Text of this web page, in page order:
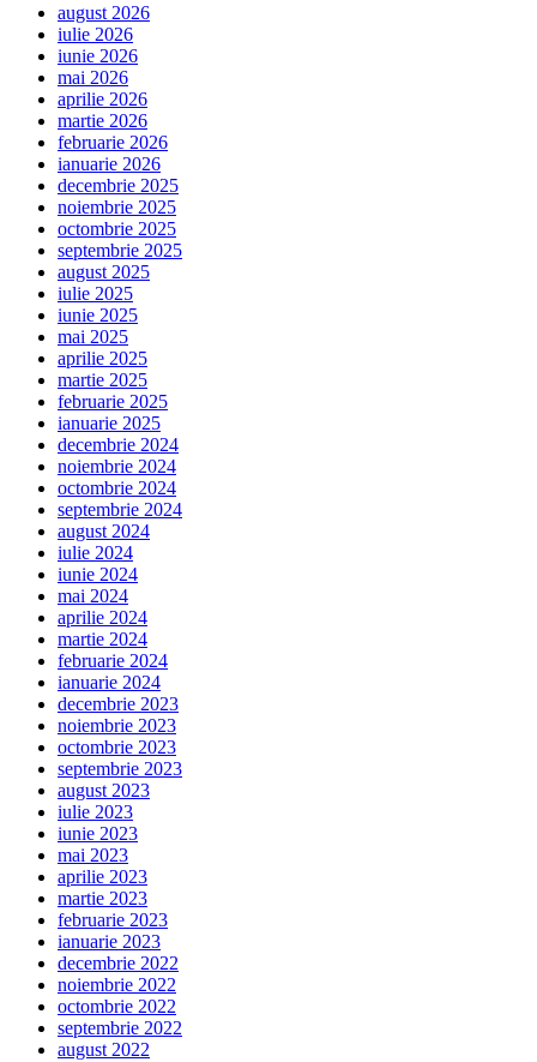
august 2026
iulie 2026
iunie 2026
mai 2026
aprilie 2026
martie 2026
februarie 2026
ianuarie 2026
decembrie 2025
noiembrie 2025
octombrie 2025
septembrie 2025
august 2025
iulie 2025
iunie 2025
mai 2025
aprilie 2025
martie 2025
februarie 2025
ianuarie 2025
decembrie 2024
noiembrie 2024
octombrie 2024
septembrie 2024
august 2024
iulie 2024
iunie 2024
mai 2024
aprilie 2024
martie 2024
februarie 2024
ianuarie 2024
decembrie 2023
noiembrie 2023
octombrie 2023
septembrie 2023
august 2023
iulie 2023
iunie 2023
mai 2023
aprilie 2023
martie 2023
februarie 2023
ianuarie 2023
decembrie 2022
noiembrie 2022
octombrie 2022
septembrie 2022
august 2022